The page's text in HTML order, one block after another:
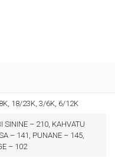
18/23K, 3/6K, 6/12K
SININE – 210, KAHVATU
– 141, PUNANE – 145,
– 102